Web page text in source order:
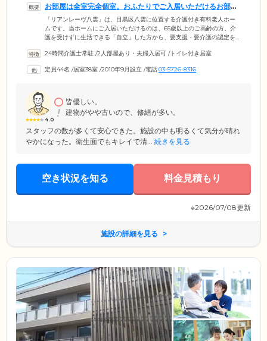
お部屋は全室完全個室。おふたりでご入居いただけるお部屋
もございます
「リアンレーヴ八雲」は、目黒区八雲に位置する介護付き有料老人ホー
ムです。当ホームにご入居いただけるのは、65歳以上のご高齢の方。介
護を受けずに生活できる「自立」した方から、要支援・要介護の認定を
みなさまがお住まいになる41室の居室は、全室個室でご用意いたしまし
いただけます。さらに、おふたりでご入居いただけるお部屋もございま
24時間介護士常駐 /2人部屋あり・夫婦入居可 /トイレ付き居室
定員44名 /居室38室 /2010年9月設立 /電話03-5726-8316
4.0
皆優しい。
建物がやや古いので、修繕が多い。
スタッフの数が多くて安心できた。施設の中も明るくて気分が晴れ
やかになった。衛生面でもキレイで清... 続きを見る
空き状況を知る 料金見積もり
※2026/07/08更新
施設の詳細を見る